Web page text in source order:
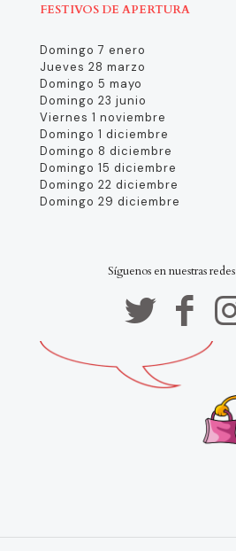
FESTIVOS DE APERTURA
Domingo 7 enero
Jueves 28 marzo
Domingo 5 mayo
Domingo 23 junio
Viernes 1 noviembre
Domingo 1 diciembre
Domingo 8 diciembre
Domingo 15 diciembre
Domingo 22 diciembre
Domingo 29 diciembre
Síguenos en nuestras redes